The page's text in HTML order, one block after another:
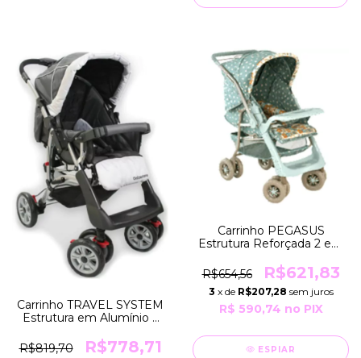
Carrinho TRAVEL SYSTEM
Estrutura em Alumínio 2
COR Cinza Galzerano
R$819,70 R$778,71
Carrinho PEGASUS
Estrutura Reforçada 2 em
Verde Musgo Galzerano
R$654,56 R$621,83
3 x de R$207,28 sem juros
R$ 590,74 no PIX
ESPIAR